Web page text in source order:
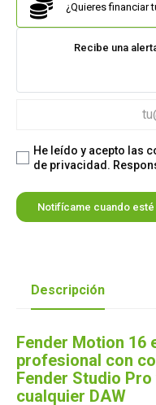
¿Quieres financiar
Recibe una
He leído y acepto las
de privacidad.
Notifícame cuando
Descripción
Fender Motion 16
profesional con
Fender Studio
cualquier DAW